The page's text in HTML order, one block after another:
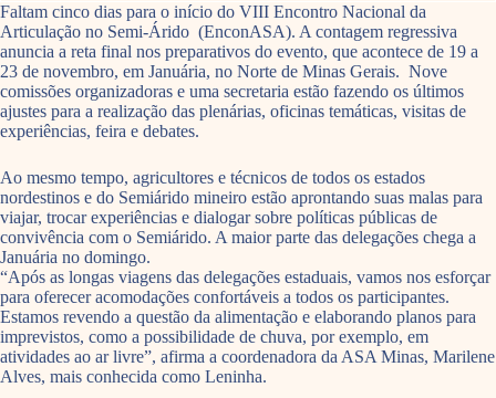
Faltam cinco dias para o início do VIII Encontro Nacional da
Articulação no Semi-Árido (EnconASA). A contagem regressiva
anuncia a reta final nos preparativos do evento, que acontece de 19 a
23 de novembro, em Januária, no Norte de Minas Gerais. Nove
comissões organizadoras e uma secretaria estão fazendo os últimos
ajustes para a realização das plenárias, oficinas temáticas, visitas de
experiências, feira e debates.
Ao mesmo tempo, agricultores e técnicos de todos os estados
nordestinos e do Semiárido mineiro estão aprontando suas malas para
viajar, trocar experiências e dialogar sobre políticas públicas de
convivência com o Semiárido. A maior parte das delegações chega a
Januária no domingo.
“Após as longas viagens das delegações estaduais, vamos nos esforçar
para oferecer acomodações confortáveis a todos os participantes.
Estamos revendo a questão da alimentação e elaborando planos para
imprevistos, como a possibilidade de chuva, por exemplo, em
atividades ao ar livre”, afirma a coordenadora da ASA Minas, Marilene
Alves, mais conhecida como Leninha.